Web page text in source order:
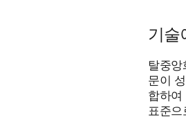
기술
탈중
문이
합하
표준